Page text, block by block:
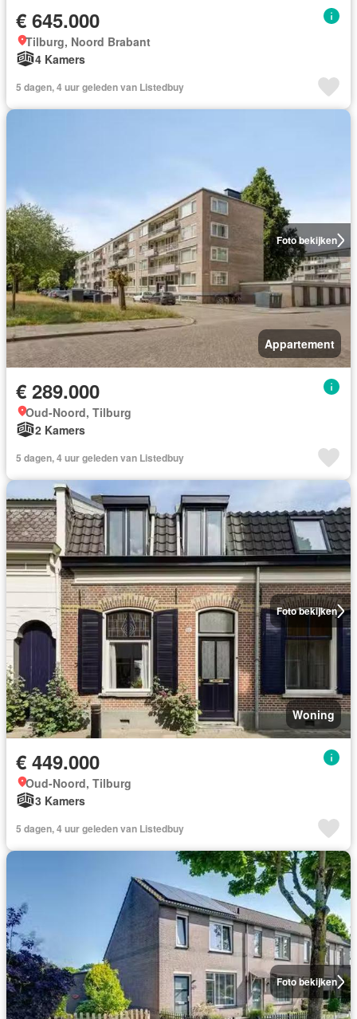
€ 645.000
Tilburg, Noord Brabant
4 Kamers
5 dagen, 4 uur geleden van Listedbuy
Foto bekijken
Appartement
€ 289.000
Oud-Noord, Tilburg
2 Kamers
5 dagen, 4 uur geleden van Listedbuy
Foto bekijken
Woning
€ 449.000
Oud-Noord, Tilburg
3 Kamers
5 dagen, 4 uur geleden van Listedbuy
Foto bekijken